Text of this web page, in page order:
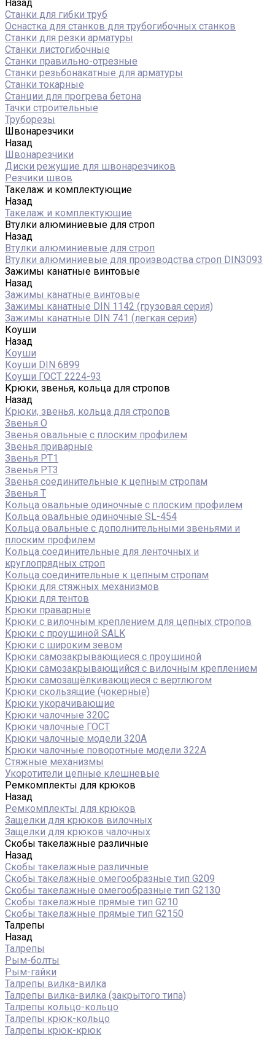
Назад
Станки для гибки труб
Оснастка для станков для трубогибочных станков
Станки для резки арматуры
Станки листогибочные
Станки правильно-отрезные
Станки резьбонакатные для арматуры
Станки токарные
Станции для прогрева бетона
Тачки строительные
Труборезы
Швонарезчики
Назад
Швонарезчики
Диски режущие для швонарезчиков
Резчики швов
Такелаж и комплектующие
Назад
Такелаж и комплектующие
Втулки алюминиевые для строп
Назад
Втулки алюминиевые для строп
Втулки алюминиевые для производства строп DIN3093
Зажимы канатные винтовые
Назад
Зажимы канатные винтовые
Зажимы канатные DIN 1142 (грузовая серия)
Зажимы канатные DIN 741 (легкая серия)
Коуши
Назад
Коуши
Коуши DIN 6899
Коуши ГОСТ 2224-93
Крюки, звенья, кольца для стропов
Назад
Крюки, звенья, кольца для стропов
Звенья О
Звенья овальные с плоским профилем
Звенья приварные
Звенья РТ1
Звенья РТ3
Звенья соединительные к цепным стропам
Звенья Т
Кольца овальные одиночные c плоским профилем
Кольца овальные одиночные SL-454
Кольца овальные с дополнительными звеньями и
плоским профилем
Кольца соединительные для ленточных и
круглопрядных строп
Кольца соединительные к цепным стропам
Крюки для стяжных механизмов
Крюки для тентов
Крюки праварные
Крюки с вилочным креплением для цепных стропов
Крюки с проушиной SALK
Крюки с широким зевом
Крюки самозакрывающиеся с проушиной
Крюки самозакрывающийся с вилочным креплением
Крюки самозащёлкивающиеся с вертлюгом
Крюки скользящие (чокерные)
Крюки укорачивающие
Крюки чалочные 320C
Крюки чалочные ГОСТ
Крюки чалочные модели 320А
Крюки чалочные поворотные модели 322А
Стяжные механизмы
Укоротители цепные клешневые
Ремкомплекты для крюков
Назад
Ремкомплекты для крюков
Защелки для крюков вилочных
Защелки для крюков чалочных
Скобы такелажные различные
Назад
Скобы такелажные различные
Скобы такелажные омегообразные тип G209
Скобы такелажные омегообразные тип G2130
Скобы такелажные прямые тип G210
Скобы такелажные прямые тип G2150
Талрепы
Назад
Талрепы
Рым-болты
Рым-гайки
Талрепы вилка-вилка
Талрепы вилка-вилка (закрытого типа)
Талрепы кольцо-кольцо
Талрепы крюк-кольцо
Талрепы крюк-крюк